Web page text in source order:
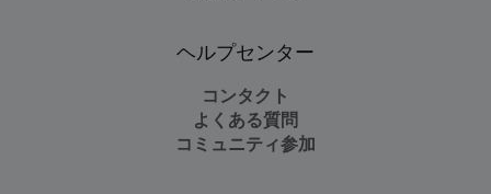
ヘルプセンター
コンタクト
よくある質問
コミュニティ参加